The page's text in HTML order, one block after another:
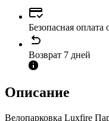
Безопасная оплата
Возврат 7 дней
Описание
Велопарковка Luxfire